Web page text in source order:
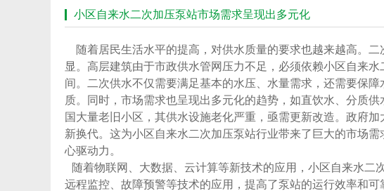
小区自来水二次加压泵站市场需求呈现出多元化
随着居民生活水平的提高，对供水质量的要求也越来越高。
显。高层建筑由于市政供水管网压力不足，必须依赖小区自来
间。二次供水不仅需要满足基本的水压、水量需求，还需要保
质。同时，市场需求也呈现出多元化的趋势，如直饮水、分质
国大量老旧小区，其供水设施老化严重，亟需更新改造。政府
新换代。这为小区自来水二次加压泵站行业带来了巨大的市场
心驱动力。
随着物联网、大数据、云计算等新技术的应用，小区自来水二
远程监控、故障预警等技术的应用，提高了泵站的运行效率和